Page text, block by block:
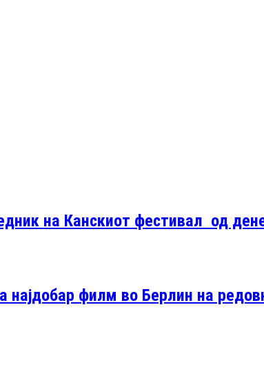
на Канскиот фестивал од
најдобар филм во Берлин на